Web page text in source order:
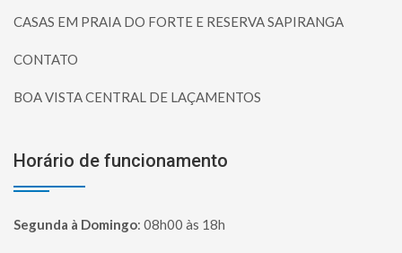
CASAS EM PRAIA DO FORTE E RESERVA SAPIRANGA
CONTATO
BOA VISTA CENTRAL DE LAÇAMENTOS
Horário de funcionamento
Segunda à Domingo: 08h00 às 18h